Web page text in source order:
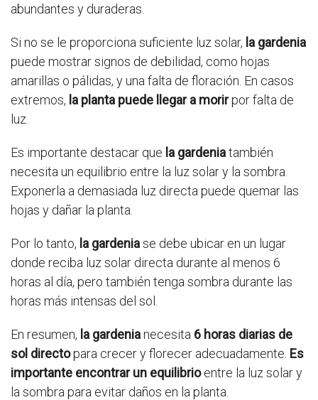
abundantes y duraderas.
Si no se le proporciona suficiente luz solar, la gardenia
puede mostrar signos de debilidad, como hojas
amarillas o pálidas, y una falta de floración. En casos
extremos, la planta puede llegar a morirpor falta de
luz.
Es importante destacar que la gardeniatambién
necesita un equilibrio entre la luz solar y la sombra.
Exponerla a demasiada luz directa puede quemar las
hojas y dañar la planta.
Por lo tanto, la gardeniase debe ubicar en un lugar
donde reciba luz solar directa durante al menos 6
horas al día, pero también tenga sombra durante las
horas más intensas del sol.
En resumen, la gardenianecesita 6 horas diarias de
sol directopara crecer y florecer adecuadamente. Es
importante encontrar un equilibrioentre la luz solar y
la sombra para evitar daños en la planta.